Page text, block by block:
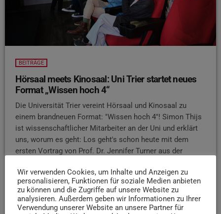
BEITRÄGE
Hörsaal meets Kinosaal: Uni Trier startet neues
Format „Wissen hoch 4“
Die Universität Trier vereint Hörsaal und Kinosaal zu
einem brandneuen Format: "Wissen hoch 4"! Simon Thijs
ist wissenschaftlicher Mitarbeiter an der Uni und erklärt
uns, worum es geht: Los geht's schon heute mit dem
ersten Vortrag von Prof. Dr. Jennifer Turner aus der
friedlichen Ressourcenteilung“. Im Anschluss zeigt das
Broadway Trier den Film „Children of Men“, einen
dystopischen SciFi-Thriller
Wir verwenden Cookies, um Inhalte und Anzeigen zu
personalisieren, Funktionen für soziale Medien anbieten
zu können und die Zugriffe auf unsere Website zu
analysieren. Außerdem geben wir Informationen zu Ihrer
Verwendung unserer Website an unsere Partner für